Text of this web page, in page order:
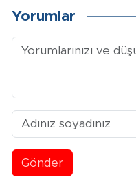
Yorumlar
Gönder